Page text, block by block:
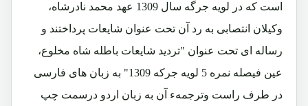
است که در لویه جرگه سال 1309 عهد محمد نادرشاه،
وکیلان انتصابی به رد آن تحت عنوان شایعات پرداختند و
رساله ای تحت عنوان "تردید شایعات باطله شاه مخلوع،
عین فیصله نمره 5 لویه جرکه 1309" به زبان های فارسی
در طرف راست وترجمهء آن به زبان اردو درسمت چپ